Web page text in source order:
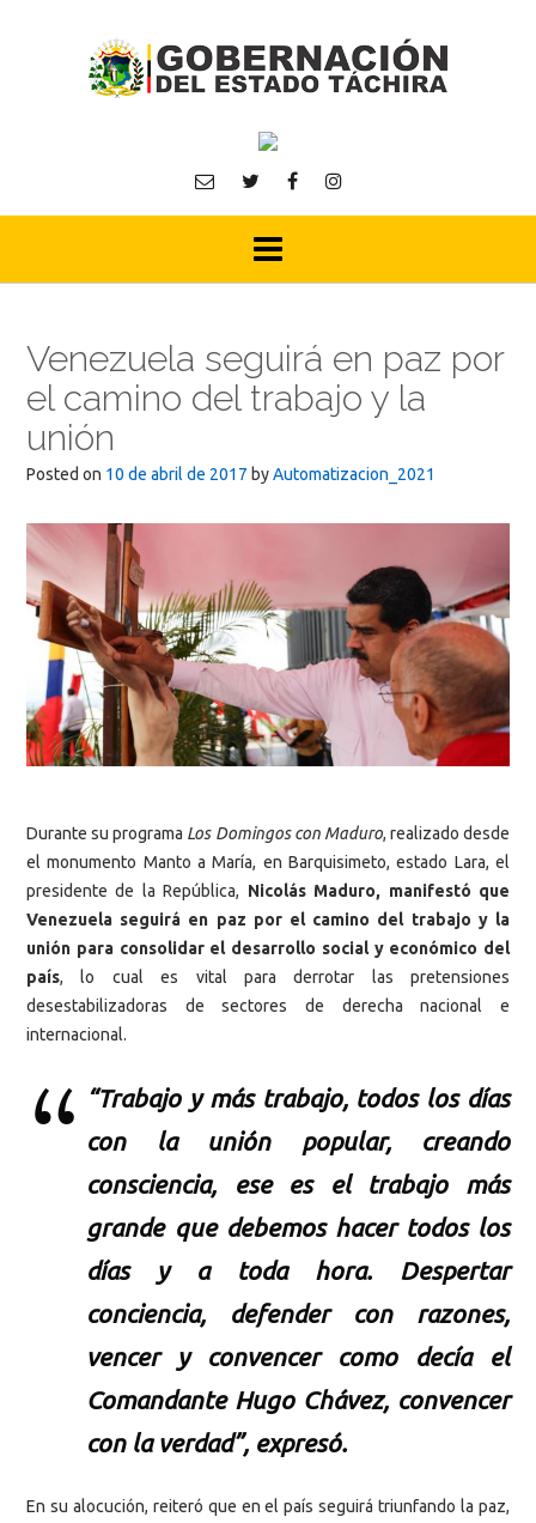
Venezuela seguirá en paz por
el camino del trabajo y la
unión
Posted on 10 de abril de 2017 byAutomatizacion_2021
Durante su programa Los Domingos con Maduro, realizado desde
el monumento Manto a María, en Barquisimeto, estado Lara, el
presidente de la República, Nicolás Maduro, manifestó que
Venezuela seguirá en paz por el camino del trabajo y la
unión para consolidar el desarrollo social y económico del
país, lo cual es vital para derrotar las pretensiones
desestabilizadoras de sectores de derecha nacional e
internacional.
“Trabajo y más trabajo, todos los días
con la unión popular, creando
consciencia, ese es el trabajo más
grande que debemos hacer todos los
días y a toda hora. Despertar
conciencia, defender con razones,
vencer y convencer como decía el
Comandante Hugo Chávez, convencer
con la verdad”, expresó.
En su alocución, reiteró que en el país seguirá triunfando la paz,